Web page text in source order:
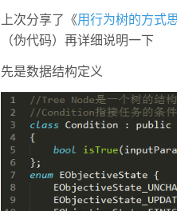
上次分享了《用行为树的方式
（伪代码）再详细说明一下
先是数据结构定义